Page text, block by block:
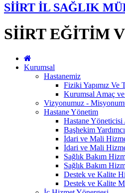
SİİRT İL SAĞLIK
SİİRT EĞİTİM
Kurumsal
Hastanemiz
Fiziki Yapımız Ve
Kurumsal Amaç
Vizyonumuz -
Hastane Yönetim
Hastane Yöneticisi
Başhekim
İdari ve Mali
İdari ve Mali
Sağlık Bakım
Sağlık Bakım
Destek ve Kalite
Destek ve Kalite